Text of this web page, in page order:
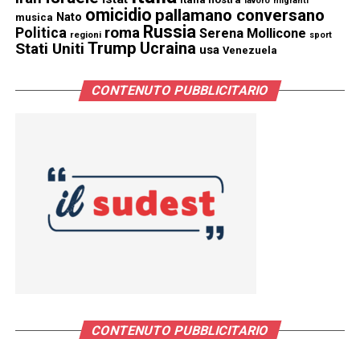
musica Nato omicidio pallamano conversano
Politica regioni roma Russia Serena Mollicone sport
Stati Uniti Trump Ucraina usa Venezuela
CONTENUTO PUBBLICITARIO
CONTENUTO PUBBLICITARIO